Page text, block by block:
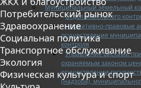
Муниципальный земельный
Отдел земельного
Нормативно-правовые
осуществление
контроля
Управление рисками
охраняемым законом
осуществлении
(надзора),
Потребительский рынок
Здравоохранение
Социальная политика
Транспортное обслуживание
Экология
Физическая культура и спорт